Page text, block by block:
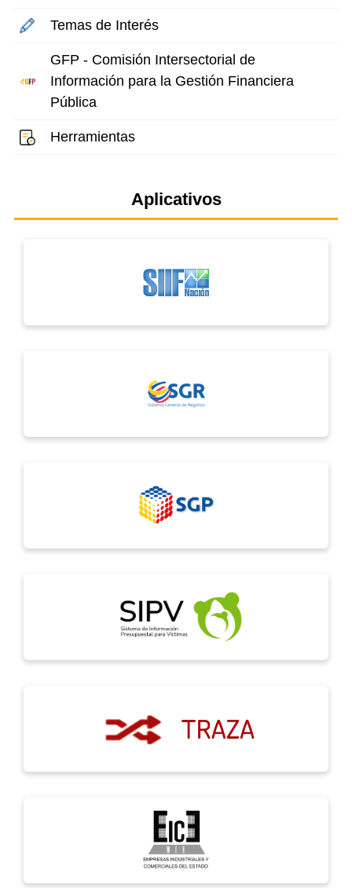
Temas de Interés
GFP - Comisión Intersectorial de
Información para la Gestión Financiera
Pública
Herramientas
Aplicativos